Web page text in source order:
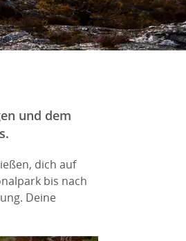
und dem
dich auf
bis nach
Deine